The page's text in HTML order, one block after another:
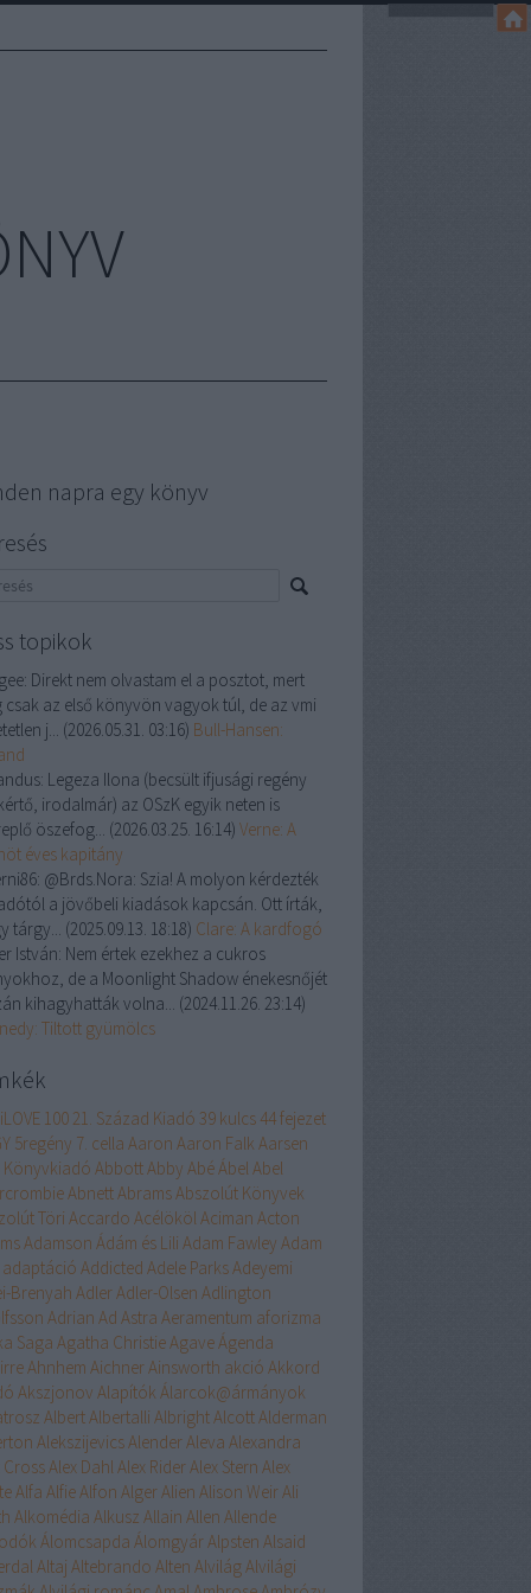
napra egy könyv
topikok
Direkt nem olvastam el a posztot, mert
csak az első könyvön vagyok túl, de az vmi
j... (2026.05.31. 03:16) Bull-Hansen:
Legeza Ilona (becsült ifjusági regény
irodalmár) az OSzK egyik neten is
öszefog... (2026.03.25. 16:14) Verne: A
éves kapitány
@Brds.Nora: Szia! A molyon kérdezték
a jövőbeli kiadások kapcsán. Ott írták,
tárgy... (2025.09.13. 18:18) Clare: A kardfogó
István: Nem értek ezekhez a cukros
de a Moonlight Shadow énekesnőjét
kihagyhatták volna... (2024.11.26. 23:14)
Tiltott gyümölcs
100 21. Század Kiadó 39 kulcs 44 fejezet
5regény 7. cella Aaron Aaron Falk Aarsen
Könyvkiadó AbbottAbby AbéÁbelAbel
AbnettAbramsAbszolút Könyvek
Töri Accardo AcélökölAciman Acton
Adamson Ádám és Lili Adam Fawley Adam
adaptáció Addicted Adele ParksAdeyemi
Brenyah AdlerAdler-Olsen Adlington
Adrian Ad Astra Aeramentum aforizma
Saga Agatha ChristieAgaveÁgenda
Ahnhem AichnerAinsworth akció Akkord
Akszjonov Alapítók Álarcok@ármányok
AlbertAlbertalli AlbrightAlcottAlderman
AlekszijevicsAlenderAleva Alexandra
CrossAlex DahlAlex RiderAlex Stern Alex
Alfa AlfieAlfon AlgerAlien Alison WeirAli
Alkomédia Alkusz Allain Allen Allende
Álomcsapda ÁlomgyárAlpsten Alsaid
Altaj Altebrando Alten AlvilágAlvilági